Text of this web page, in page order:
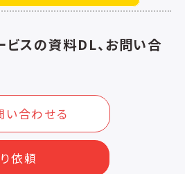
ビスの資料DL、お問い合
い合わせる
依頼